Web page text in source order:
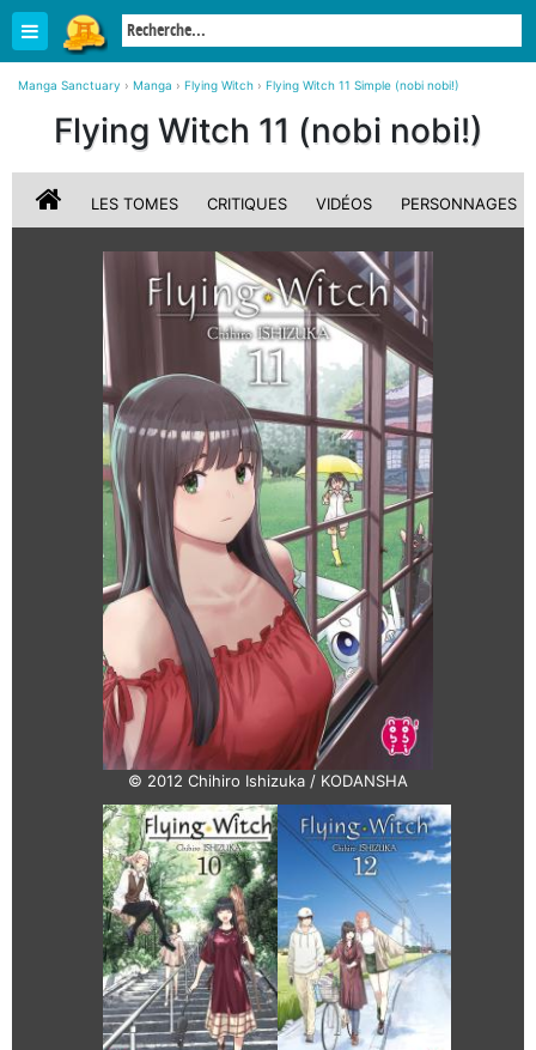
Manga Sanctuary › Manga › Flying Witch › Flying Witch 11 Simple (nobi nobi!)
Flying Witch 11 (nobi nobi!)
LES TOMES CRITIQUES VIDÉOS PERSONNAGES
© 2012 Chihiro Ishizuka / KODANSHA